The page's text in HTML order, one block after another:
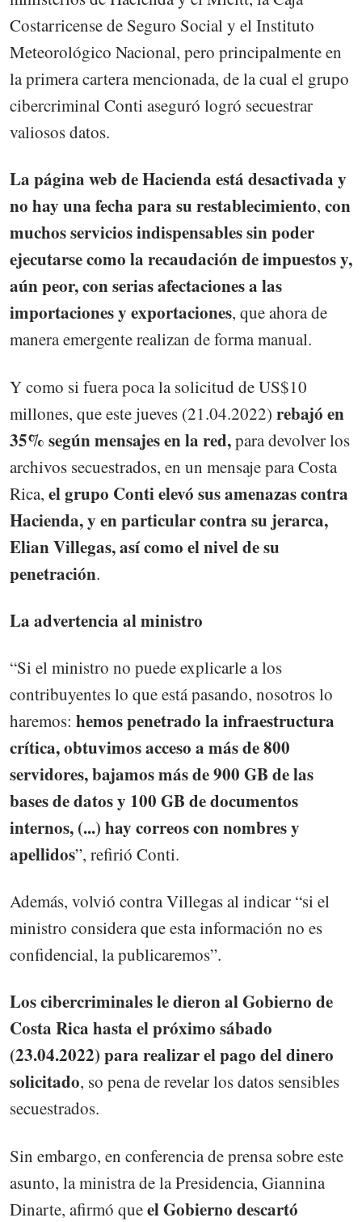
Costarricense de Seguro Social y el Instituto
Meteorológico Nacional, pero principalmente en
la primera cartera mencionada, de la cual el grupo
cibercriminal Conti aseguró logró secuestrar
valiosos datos.
La página web de Hacienda está desactivada y
no hay una fecha para su restablecimiento, con
muchos servicios indispensables sin poder
ejecutarse como la recaudación de impuestos y,
aún peor, con serias afectaciones a las
importaciones y exportaciones, que ahora de
manera emergente realizan de forma manual.
Y como si fuera poca la solicitud de US$10
millones, que este jueves (21.04.2022) rebajó en
35% según mensajes en la red,para devolver los
archivos secuestrados, en un mensaje para Costa
Rica, el grupo Conti elevó sus amenazas contra
Hacienda, y en particular contra su jerarca,
Elian Villegas, así como el nivel de su
penetración.
La advertencia al ministro
“Si el ministro no puede explicarle a los
contribuyentes lo que está pasando, nosotros lo
haremos: hemos penetrado la infraestructura
crítica, obtuvimos acceso a más de 800
servidores, bajamos más de 900 GB de las
bases de datos y 100 GB de documentos
internos, (...) hay correos con nombres y
apellidos”, refirió Conti.
Además, volvió contra Villegas al indicar “si el
ministro considera que esta información no es
confidencial, la publicaremos”.
Los cibercriminales le dieron al Gobierno de
Costa Rica hasta el próximo sábado
(23.04.2022) para realizar el pago del dinero
solicitado, so pena de revelar los datos sensibles
secuestrados.
Sin embargo, en conferencia de prensa sobre este
asunto, la ministra de la Presidencia, Giannina
Dinarte, afirmó queel Gobierno descartó